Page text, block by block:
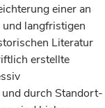
einer an
langfristigen
Literatur
erstellte
durch Standort-